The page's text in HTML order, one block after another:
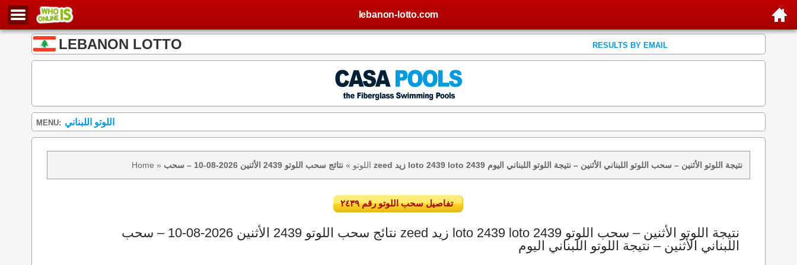
lebanon-lotto.com
LEBANON LOTTO RESULTS BY EMAIL
MENU: اللوتو اللبناني
Home » اللوتو » نتائج سحب اللوتو 2439 الأثنين 2026-08-10 – سحب zeed زيد loto 2439 loto 2439 نتيجة اللوتو الأثنين – سحب اللوتو اللبناني الأثنين – نتيجة اللوتو اللبناني اليوم
تفاصيل سحب اللوتو رقم ٢٤٣٩
نتائج سحب اللوتو 2439 الأثنين 2026-08-10 – سحب zeed زيد loto 2439 loto 2439 نتيجة اللوتو الأثنين – سحب اللوتو
اللبناني الأثنين – نتيجة اللوتو اللبناني اليوم